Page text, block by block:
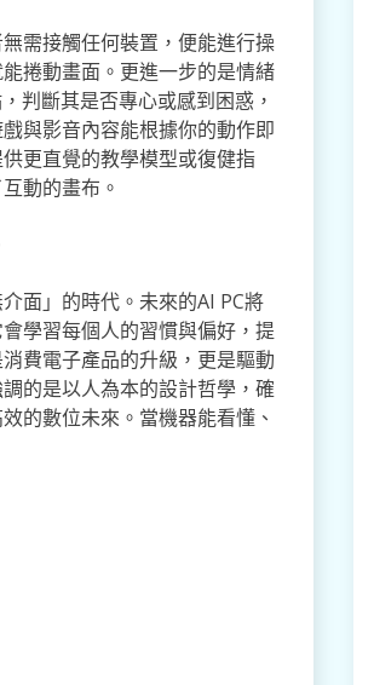
需接觸任何裝置，便能進行操
捲動畫面。更進一步的是情緒
判斷其是否專心或感到困惑，
與影音內容能根據你的動作即
更直覺的教學模型或復健指
動的畫布。
面」的時代。未來的AI PC將
學習每個人的習慣與偏好，提
費電子產品的升級，更是驅動
的是以人為本的設計哲學，確
的數位未來。當機器能看懂、